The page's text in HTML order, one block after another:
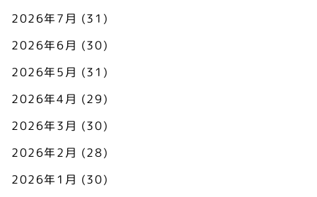
2026年7月 (31)
2026年6月 (30)
2026年5月 (31)
2026年4月 (29)
2026年3月 (30)
2026年2月 (28)
2026年1月 (30)